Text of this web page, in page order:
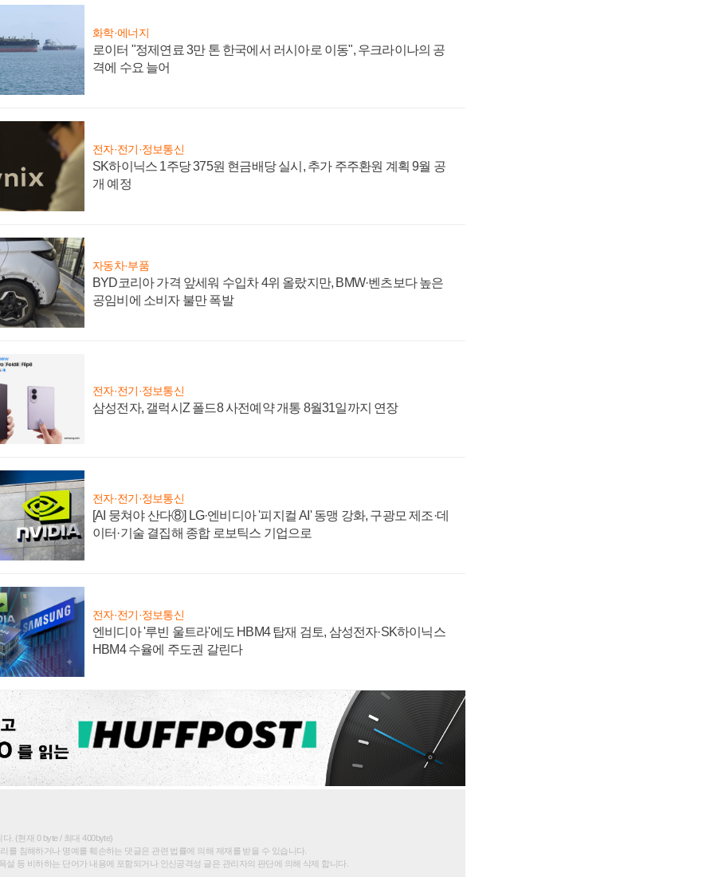
화학·에너지
로이터 "정제연료 3만 톤 한국에서 러시아로 이동", 우크라이나의 공
격에 수요 늘어
전자·전기·정보통신
SK하이닉스 1주당 375원 현금배당 실시, 추가 주주환원 계획 9월 공
개 예정
자동차·부품
BYD코리아 가격 앞세워 수입차 4위 올랐지만, BMW·벤츠보다 높은
공임비에 소비자 불만 폭발
전자·전기·정보통신
삼성전자, 갤럭시Z 폴드8 사전예약 개통 8월31일까지 연장
전자·전기·정보통신
[AI 뭉쳐야 산다⑧] LG·엔비디아 '피지컬 AI' 동맹 강화, 구광모 제조·데
이터·기술 결집해 종합 로보틱스 기업으로
전자·전기·정보통신
엔비디아 '루빈 울트라'에도 HBM4 탑재 검토, 삼성전자·SK하이닉스
HBM4 수율에 주도권 갈린다
. (현재 0 byte / 최대 400byte)
를 침해하거나 명예를 훼손하는 댓글은 관련 법률에 의해 제재를 받을 수 있습니다.
설 등 비하하는 단어가 내용에 포함되거나 인신공격성 글은 관리자의 판단에 의해 삭제 합니다.